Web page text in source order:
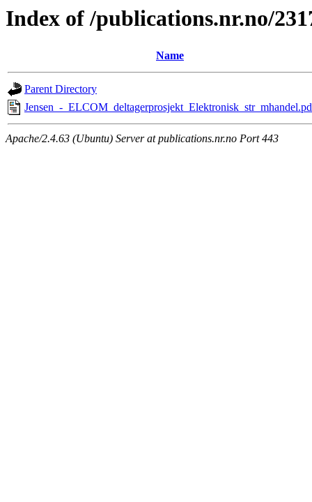
Index of /publications.nr.no/
Name
Parent Directory
Jensen_-
Apache/2.4.63 (Ubuntu) Server at publications.nr.no Port 443